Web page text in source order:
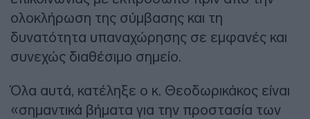
ολοκλήρωση της σύμβασης και τη
δυνατότητα υπαναχώρησης σε εμφανές και
συνεχώς διαθέσιμο σημείο.
Όλα αυτά, κατέληξε ο κ. Θεοδωρικάκος είναι
«σημαντικά βήματα για την προστασία των